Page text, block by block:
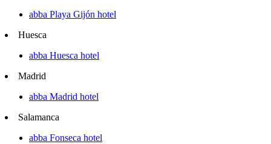
abba Playa Gijón hotel
Huesca
abba Huesca hotel
Madrid
abba Madrid hotel
Salamanca
abba Fonseca hotel